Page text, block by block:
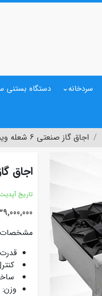
سردخانه دستگاه بستنی
اجاق گاز صنعتی 6 شعله وینتورا
اجاق گاز
تاریخ
39,000,000
مشخصات
وزن: 95 کیلوگرم